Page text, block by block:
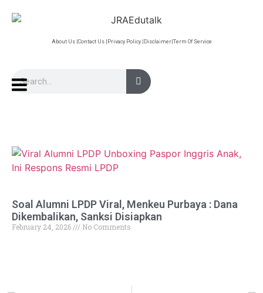
About Us | Contact Us | Privacy Policy | Disclaimer| Term Of Service
Soal Alumni LPDP Viral, Menkeu Purbaya : Dana
Dikembalikan, Sanksi Disiapkan
February 24, 2026 No Comments